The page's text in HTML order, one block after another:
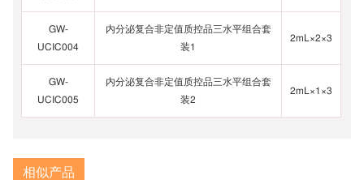
GW-
UCIC004
内分泌复合非定值质控品三水平组合套
装1
2mL×2×3
GW-
UCIC005
内分泌复合非定值质控品三水平组合套
装2
2mL×1×3
相似产品